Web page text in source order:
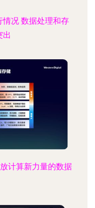
况 数据处理和存
出
计算新力量的数据